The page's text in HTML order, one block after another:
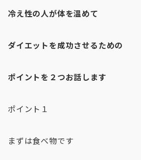
冷え性の人が体を温めて
ダイエットを成功させるための
ポイントを２つお話します
ポイント１
まずは食べ物です